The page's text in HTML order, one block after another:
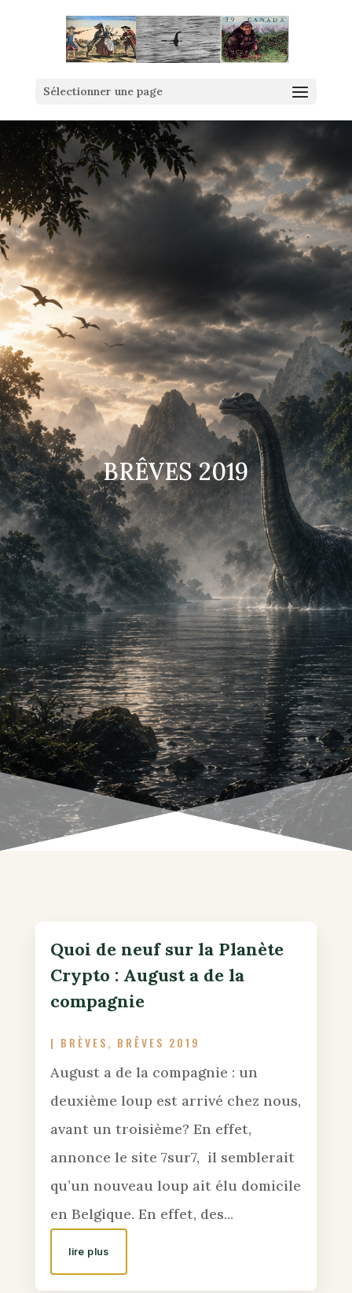
Sélectionner une page
BRÊVES 2019
Quoi de neuf sur la Planète
Crypto : August a de la
compagnie
| BRÈVES, BRÊVES 2019
August a de la compagnie : un
deuxième loup est arrivé chez nous,
avant un troisième? En effet,
annonce le site 7sur7, il semblerait
qu’un nouveau loup ait élu domicile
en Belgique. En effet, des...
lire plus